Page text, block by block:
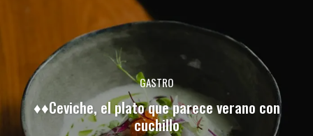
GASTRO
♦♦Ceviche, el plato que parece verano con
cuchillo